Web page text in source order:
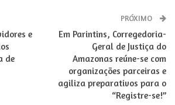
e
de
PRÓXIMO
Em Parintins, Corregedoria-
Geral de Justiça do
Amazonas reúne-se com
organizações parceiras e
agiliza preparativos para o
“Registre-se!”